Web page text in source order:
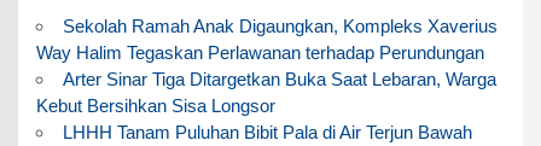
Sekolah Ramah Anak Digaungkan, Kompleks Xaverius
Way Halim Tegaskan Perlawanan terhadap Perundungan
Arter Sinar Tiga Ditargetkan Buka Saat Lebaran, Warga
Kebut Bersihkan Sisa Longsor
LHHH Tanam Puluhan Bibit Pala di Air Terjun Bawah